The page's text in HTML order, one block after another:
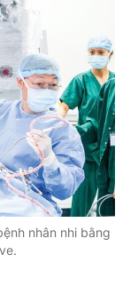
nhân nhi bằng